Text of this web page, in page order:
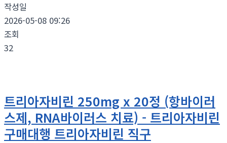
작성일
2026-05-08 09:26
조회
32
트리아자비린 250mg x 20정 (항바이러
스제, RNA바이러스 치료) - 트리아자비린
구매대행 트리아자비린 직구